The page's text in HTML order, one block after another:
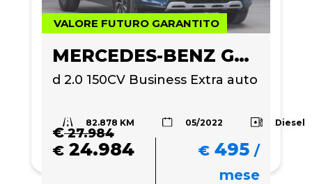
VALORE FUTURO GARANTITO
MERCEDES-BENZ GLB 200
d 2.0 150CV Business Extra auto
82.878 KM 05/2022 Diesel
€27.984
€ 24.984 € 495 /
mese